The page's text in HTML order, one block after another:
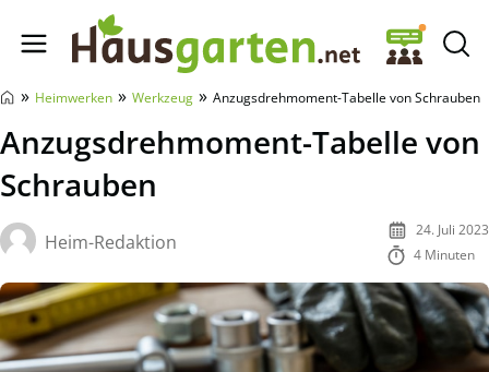
Hausgarten.net
» Heimwerken » Werkzeug » Anzugsdrehmoment-Tabelle von Schrauben
Anzugsdrehmoment-Tabelle von
Schrauben
Heim-Redaktion
24. Juli 2023
4 Minuten